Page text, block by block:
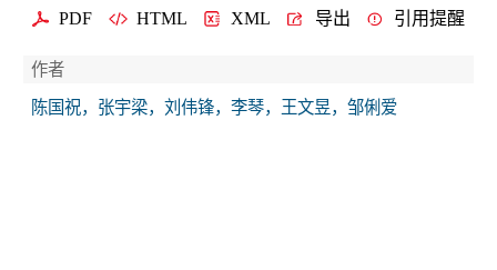
PDF HTML XML 导出 引用提醒
作者
陈国祝，张宇梁，刘伟锋，李琴，王文昱，邹俐爱